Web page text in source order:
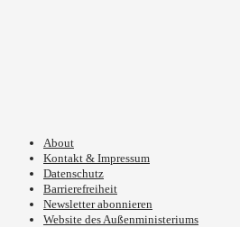
About
Kontakt & Impressum
Datenschutz
Barrierefreiheit
Newsletter abonnieren
Website des Außenministeriums